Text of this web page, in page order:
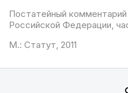
Постатейный
Российской Федерации,
М.: Статут, 2011